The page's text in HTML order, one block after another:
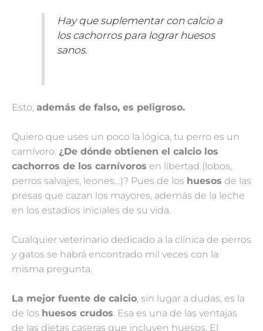
Hay que suplementar con calcio a
los cachorros para lograr huesos
sanos.
Esto, además de falso, es peligroso.
Quiero que uses un poco la lógica, tu perro es un
carnívoro. ¿De dónde obtienen el calcio los
cachorros de los carnívoros en libertad (lobos,
perros salvajes, leones…)? Pues de los huesos de las
presas que cazan los mayores, además de la leche
en los estadios iniciales de su vida.
Cualquier veterinario dedicado a la clínica de perros
y gatos se habrá encontrado mil veces con la
misma pregunta.
La mejor fuente de calcio , sin lugar a dudas, es la
de los huesos crudos . Esa es una de las ventajas
de las dietas caseras que incluyen huesos. El